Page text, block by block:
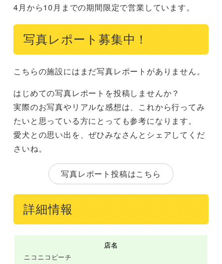
4月から10月までの期間限定で営業しています。
写真レポート募集中！
こちらの施設にはまだ写真レポートがありません。
はじめての写真レポートを投稿しませんか？
実際のお写真やリアルな感想は、これから行ってみ
たいと思っている方にとっても参考になります。
愛犬との思い出を、ぜひみなさんとシェアしてくだ
さいね。
写真レポート投稿はこちら
詳細情報
店名
ニコニコビーチ